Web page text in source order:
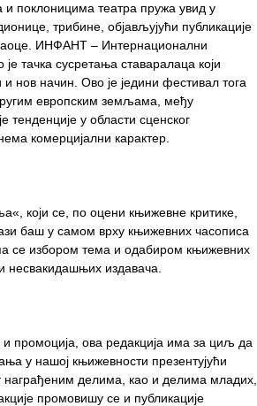
поклоницима театра пружа увид у
трибине, објављујући публикације
ИНФАНТ – Интернационални
тачка сусретања ставаралаца који
нов начин. Ово је једини фестивал тога
европским земљама, међу
тенденције у области сценског
комерцијални карактер.
који се, по оцени књижевне критике,
баш у самом врху књижевних часописа
се избором тема и одабиром књижевних
несвакидашњих издавача.
промоција, ова редакција има за циљ да
у нашој књижевности презентујући
награђеним делима, као и делима младих,
промовишу се и публикације